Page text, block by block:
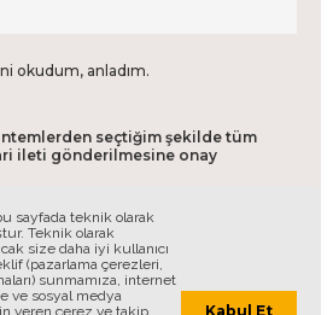
okudum, anladım.
seçtiğim şekilde tüm
ileti gönderilmesine onay
Kısa Mesaj / SMS Gönderimi
GÖNDER
sayfada teknik olarak
Teknik olarak
size daha iyi kullanıcı
(pazarlama çerezleri,
sunmamıza, internet
ve sosyal medya
veren çerez ve takip
Kabul Et